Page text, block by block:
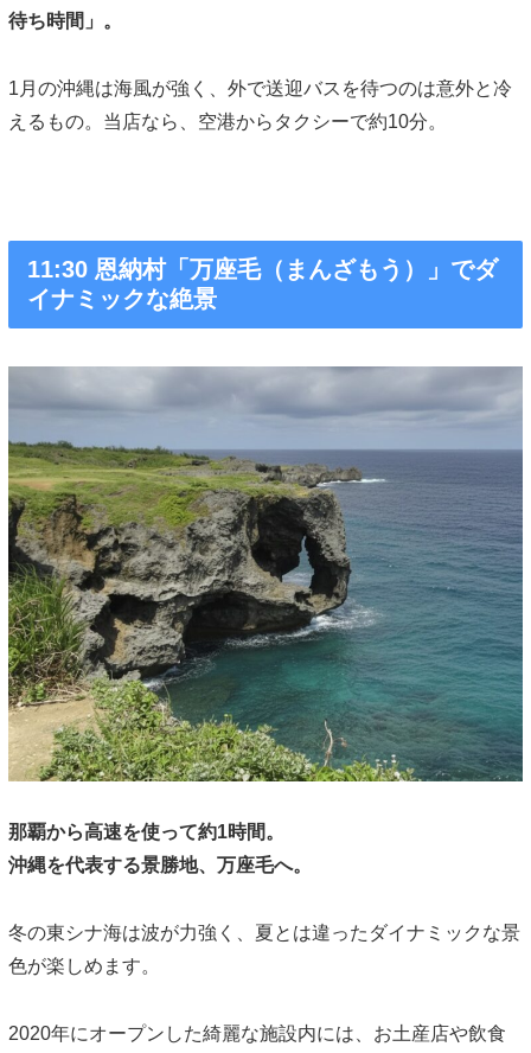
待ち時間」。
1月の沖縄は海風が強く、外で送迎バスを待つのは意外と冷
えるもの。当店なら、空港からタクシーで約10分。
11:30 恩納村「万座毛（まんざもう）」でダ
イナミックな絶景
那覇から高速を使って約1時間。
沖縄を代表する景勝地、万座毛へ。
冬の東シナ海は波が力強く、夏とは違ったダイナミックな景
色が楽しめます。
2020年にオープンした綺麗な施設内には、お土産店や飲食